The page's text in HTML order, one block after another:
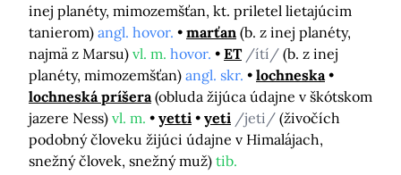
inej planéty, mimozemšťan, kt. priletel lietajúcim
tanierom) angl. hovor. marťan (b. z inej planéty,
najmä z Marsu) vl. m. hovor. ET /ítí/ (b. z inej
planéty, mimozemšťan) angl. skr.
lochneska
lochneská príšera (obluda žijúca údajne v škótskom
jazere Ness) vl. m. yetti yeti /jeti/ (živočích
podobný človeku žijúci údajne v Himalájach,
snežný človek, snežný muž) tib.